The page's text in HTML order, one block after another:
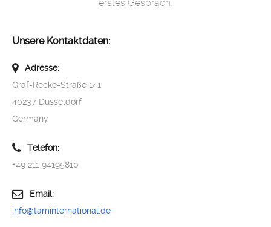
erstes Gespräch.
Unsere Kontaktdaten:
Adresse:
Graf-Recke-Straße 141
40237 Düsseldorf
Germany
Telefon:
+49 211 94195810
Email:
info@taminternational.de